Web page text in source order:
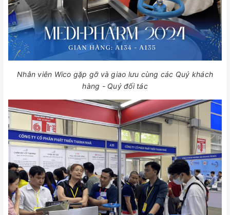
Nhân viên Wico gặp gỡ và giao lưu cùng các Quý khách
hàng - Quý đối tác